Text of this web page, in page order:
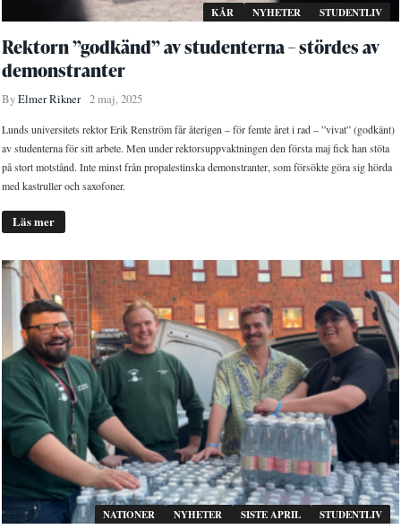
KÅR NYHETER STUDENTLIV
Rektorn ”godkänd” av studenterna – stördes av
demonstranter
ByElmer Rikner 2 maj, 2025
Lunds universitets rektor Erik Renström får återigen – för femte året i rad – ”vivat” (godkänt)
av studenterna för sitt arbete. Men under rektorsuppvaktningen den första maj fick han stöta
på stort motstånd. Inte minst från propalestinska demonstranter, som försökte göra sig hörda
med kastruller och saxofoner.
Läs mer
NATIONER NYHETER SISTE APRIL STUDENTLIV